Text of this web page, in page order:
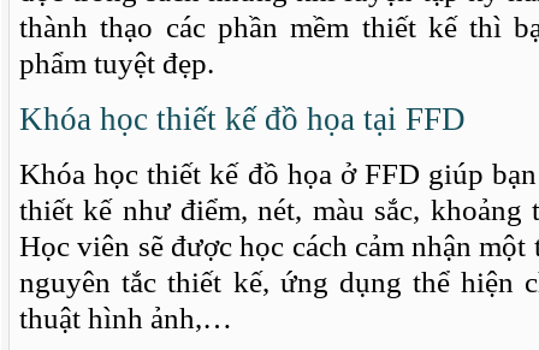
thành thạo các phần mềm thiết kế thì
phẩm tuyệt đẹp.
Khóa học thiết kế đồ họa tại FFD
Khóa học thiết kế đồ họa ở FFD giúp
thiết kế như điểm, nét, màu sắc,
Học viên sẽ được học cách cảm nhận
nguyên tắc thiết kế, ứng dụng thể hiện
thuật hình ảnh,…